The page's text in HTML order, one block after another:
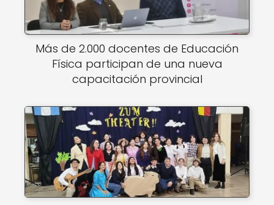
Más de 2.000 docentes de Educación
Física participan de una nueva
capacitación provincial